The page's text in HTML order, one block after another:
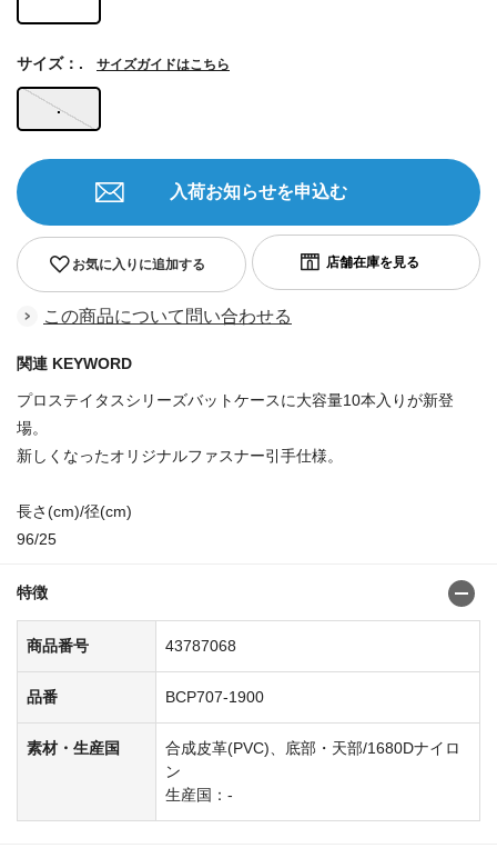
.
サイズ：. サイズガイドはこちら
お気に入りに追加する
入荷お知らせを申込む
この商品について問い合わせる
関連 KEYWORD
プロステイタスシリーズバットケースに大容量10本入りが新登
場。
新しくなったオリジナルファスナー引手仕様。
長さ(cm)/径(cm)
96/25
特徴
商品番号 43787068
品番 BCP707-1900
素材・生産国
合成皮革(PVC)、底部・天部/1680Dナイロ
ン
生産国：-